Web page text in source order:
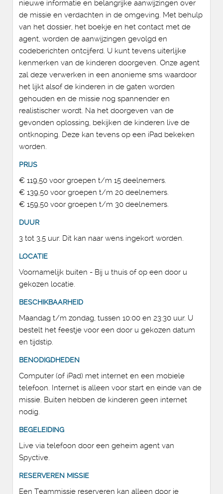
nieuwe informatie en belangrijke aanwijzingen over
de missie en verdachten in de omgeving. Met behulp
van het dossier, het boekje en het contact met de
agent, worden de aanwijzingen gevolgd en
codeberichten ontcijferd. U kunt tevens uiterlijke
kenmerken van de kinderen doorgeven. Onze agent
zal deze verwerken in een anonieme sms waardoor
het lijkt alsof de kinderen in de gaten worden
gehouden en de missie nog spannender en
realistischer wordt. Na het doorgeven van de
gevonden oplossing, bekijken de kinderen live de
ontknoping. Deze kan tevens op een iPad bekeken
worden.
PRIJS
€ 119,50 voor groepen t/m 15 deelnemers.
€ 139,50 voor groepen t/m 20 deelnemers.
€ 159,50 voor groepen t/m 30 deelnemers.
DUUR
3 tot 3,5 uur. Dit kan naar wens ingekort worden.
LOCATIE
Voornamelijk buiten - Bij u thuis of op een door u
gekozen locatie.
BESCHIKBAARHEID
Maandag t/m zondag, tussen 10:00 en 23:30 uur. U
bestelt het feestje voor een door u gekozen datum
en tijdstip.
BENODIGDHEDEN
Computer (of iPad) met internet en een mobiele
telefoon. Internet is alleen voor start en einde van de
missie. Buiten hebben de kinderen geen internet
nodig.
BEGELEIDING
Live via telefoon door een geheim agent van
Spyctive.
RESERVEREN MISSIE
Een Teammissie reserveren kan alleen door je